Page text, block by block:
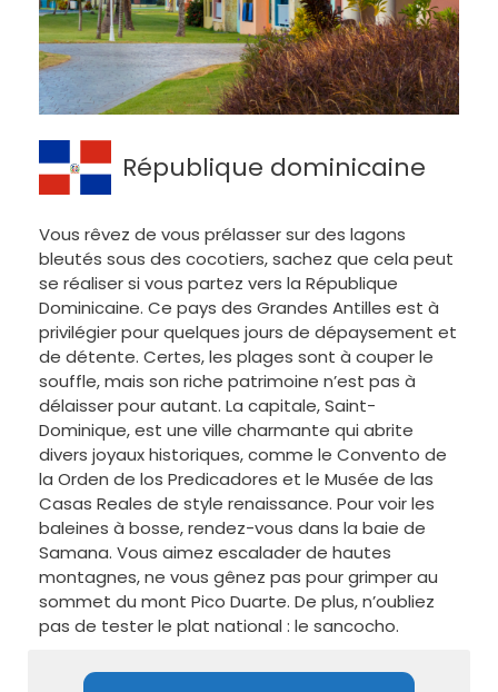
République dominicaine
Vous rêvez de vous prélasser sur des lagons
bleutés sous des cocotiers, sachez que cela peut
se réaliser si vous partez vers la République
Dominicaine. Ce pays des Grandes Antilles est à
privilégier pour quelques jours de dépaysement et
de détente. Certes, les plages sont à couper le
souffle, mais son riche patrimoine n’est pas à
délaisser pour autant. La capitale, Saint-
Dominique, est une ville charmante qui abrite
divers joyaux historiques, comme le Convento de
la Orden de los Predicadores et le Musée de las
Casas Reales de style renaissance. Pour voir les
baleines à bosse, rendez-vous dans la baie de
Samana. Vous aimez escalader de hautes
montagnes, ne vous gênez pas pour grimper au
sommet du mont Pico Duarte. De plus, n’oubliez
pas de tester le plat national : le sancocho.